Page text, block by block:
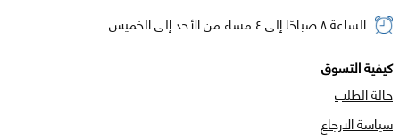
الساعة ٨ صباحًا إلى ٤ مساء من الأحد إلى الخميس
كيفية التسوق
حالة الطلب
سياسة الارجاع